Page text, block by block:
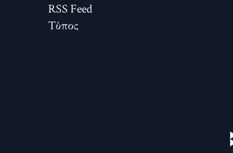
RSS Feed
Τύπος